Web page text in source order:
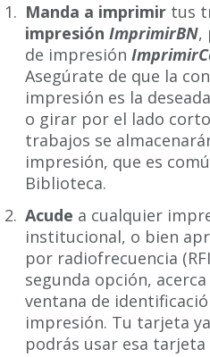
Manda a imprimir tus
impresión ImprimirBN,
de impresión
Asegúrate de que la
impresión es la
o girar por el lado
trabajos se
impresión, que es
Biblioteca.
Acude a cualquier
institucional, o bien
por radiofrecuencia
segunda opción,
ventana de
impresión. Tu tarjeta
podrás usar esa